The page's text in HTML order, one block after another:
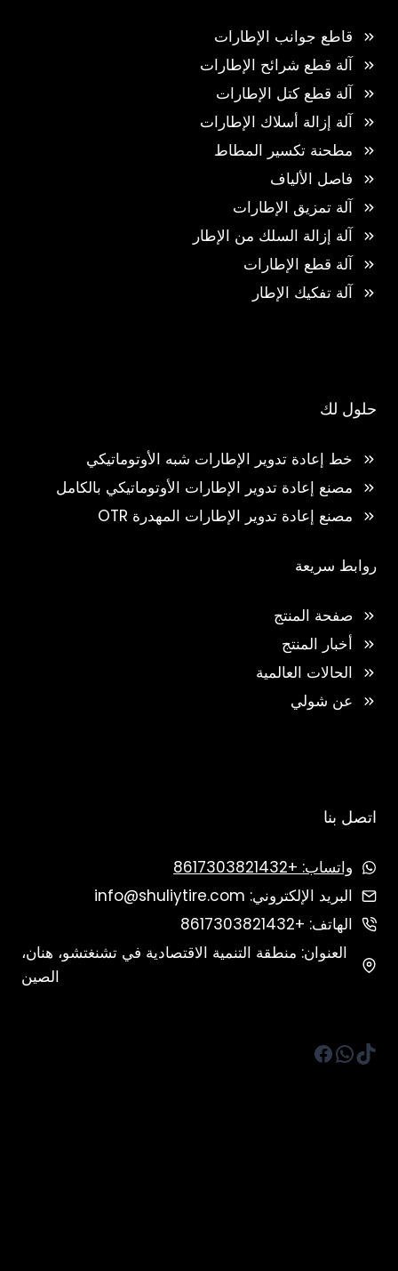
قاطع جوانب الإطارات
آلة قطع شرائح الإطارات
آلة قطع كتل الإطارات
آلة إزالة أسلاك الإطارات
مطحنة تكسير المطاط
فاصل الألياف
آلة تمزيق الإطارات
آلة إزالة السلك من الإطار
آلة قطع الإطارات
آلة تفكيك الإطار
حلول لك
خط إعادة تدوير الإطارات شبه الأوتوماتيكي
مصنع إعادة تدوير الإطارات الأوتوماتيكي بالكامل
مصنع إعادة تدوير الإطارات المهدرة OTR
روابط سريعة
صفحة المنتج
أخبار المنتج
الحالات العالمية
عن شولي
اتصل بنا
واتساب: +8617303821432
البريد الإلكتروني: info@shuliytire.com
الهاتف: +8617303821432
العنوان: منطقة التنمية الاقتصادية في تشنغتشو، هنان،
الصين
تيك توكواتساب
فيسبوك